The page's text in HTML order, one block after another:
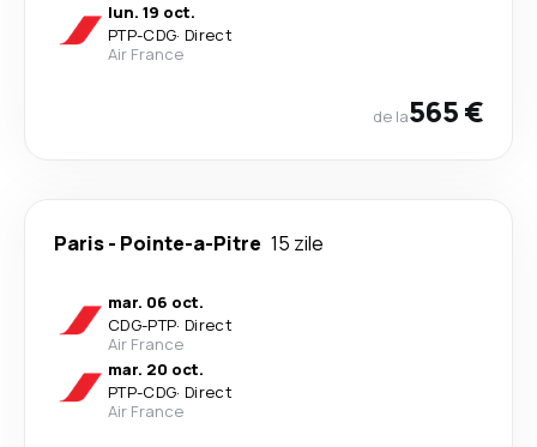
lun. 19 oct.
PTP-CDG· Direct
Air France
de la565 €
Paris- Pointe-a-Pitre 15 zile
mar. 06 oct.
CDG-PTP· Direct
Air France
mar. 20 oct.
PTP-CDG· Direct
Air France